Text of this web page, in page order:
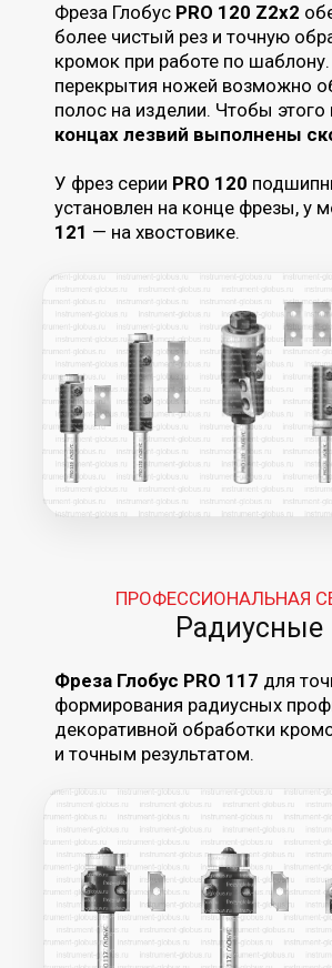
ПРОФЕССИОНАЛЬНАЯ СЕРИЯ
обеспечивают более чистую поверхность
без сколов при обработке массивной
Для V-образных и прямоугольных пазов
Фреза Глобус PRO 104
для выполнения V-
образных пазов, фасок и декоративных
элементов. Сменная пластина с
несколькими гранями увеличивает ресурс и
обеспечивает точный и чистый рез.
Фреза Глобус PRO 123 для выборки
четверти, формирования пазов и фальцев по
кромке. Оснащена подшипником для